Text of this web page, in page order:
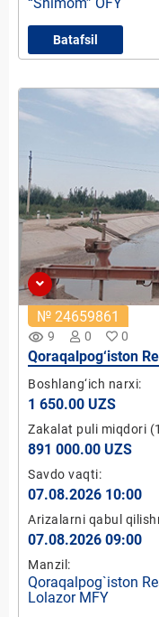
“Shimom” OFY
Batafsil
remove_red_eye 9 0 0
№ 24659861
Qoraqalpog‘iston
Lolazor MFY hududidan utgan Bo‘ston kanalida mikro
GES-5 qurish
Boshlang‘ich narxi:
1 650.00 UZS
Zakalat puli miqdori
891 000.00 UZS
Savdo vaqti:
07.08.2026 10:00
Arizalarni qabul
07.08.2026 09:00
Manzil:
Qoraqalpog`iston
Lolazor MFY